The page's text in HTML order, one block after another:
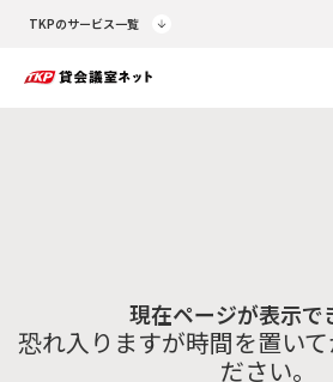
TKPのサービス一覧
現在ページが表示で
恐れ入りますが時間を置い
ださい。